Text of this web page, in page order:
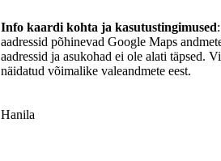
Info kaardi kohta ja kasutustingimused
aadressid põhinevad Google Maps
aadressid ja asukohad ei ole alati täpsed.
näidatud võimalike valeandmete eest.
Hanila